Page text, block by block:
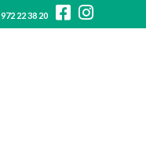
972 22 38 20